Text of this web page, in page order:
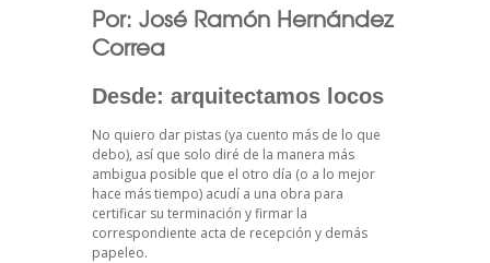
Por: José Ramón Hernández
Correa
Desde: arquitectamos locos
No quiero dar pistas (ya cuento más de lo que
debo), así que solo diré de la manera más
ambigua posible que el otro día (o a lo mejor
hace más tiempo) acudí a una obra para
certificar su terminación y firmar la
correspondiente acta de recepción y demás
papeleo.